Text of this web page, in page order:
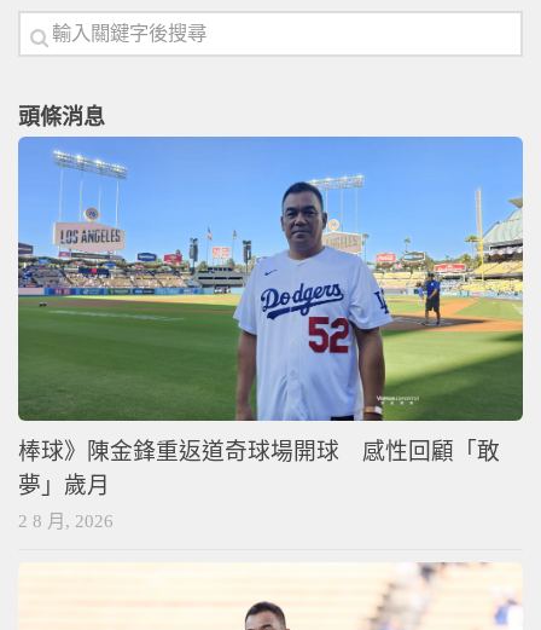
頭條消息
棒球》陳金鋒重返道奇球場開球 感性回顧「敢
夢」歲月
2 8 月, 2026